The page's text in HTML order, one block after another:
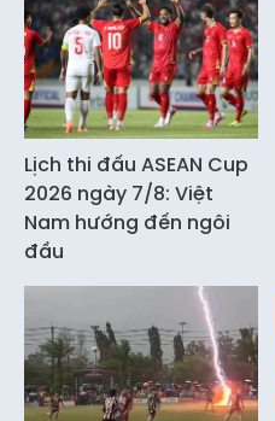
Lịch thi đấu ASEAN Cup
2026 ngày 7/8: Việt
Nam hướng đến ngôi
đầu